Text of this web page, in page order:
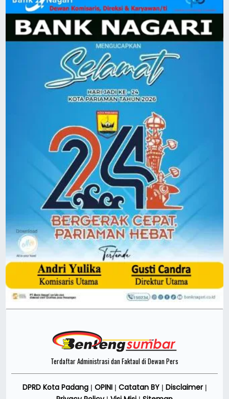
Terdaftar Administrasi dan Faktaul di Dewan Pers
DPRD Kota Padang| OPINI| Catatan BY| Disclaimer|